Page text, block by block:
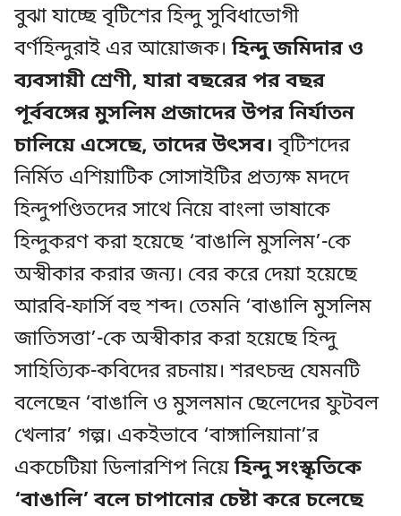
বুঝা যাচ্ছে বৃটিশের হিন্দু সুবিধাভোগী
বর্ণহিন্দুরাই এর আয়োজক।হিন্দু জমিদার ও
ব্যবসায়ী শ্রেণী, যারা বছরের পর বছর
পূর্ববঙ্গের মুসলিম প্রজাদের উপর নির্যাতন
চালিয়ে এসেছে, তাদের উৎসব। বৃটিশদের
নির্মিত এশিয়াটিক সোসাইটির প্রত্যক্ষ মদদে
হিন্দুপণ্ডিতদের সাথে নিয়ে বাংলা ভাষাকে
হিন্দুকরণ করা হয়েছে ‘বাঙালি মুসলিম’-কে
অস্বীকার করার জন্য। বের করে দেয়া হয়েছে
আরবি-ফার্সি বহু শব্দ। তেমনি ‘বাঙালি মুসলিম
জাতিসত্তা’-কে অস্বীকার করা হয়েছে হিন্দু
সাহিত্যিক-কবিদের রচনায়। শরৎচন্দ্র যেমনটি
বলেছেন ‘বাঙালি ও মুসলমান ছেলেদের ফুটবল
খেলার’ গল্প। একইভাবে ‘বাঙ্গালিয়ানা’র
একচেটিয়া ডিলারশিপ নিয়েহিন্দু সংস্কৃতিকে
‘বাঙালি’ বলে চাপানোর চেষ্টা করে চলেছে